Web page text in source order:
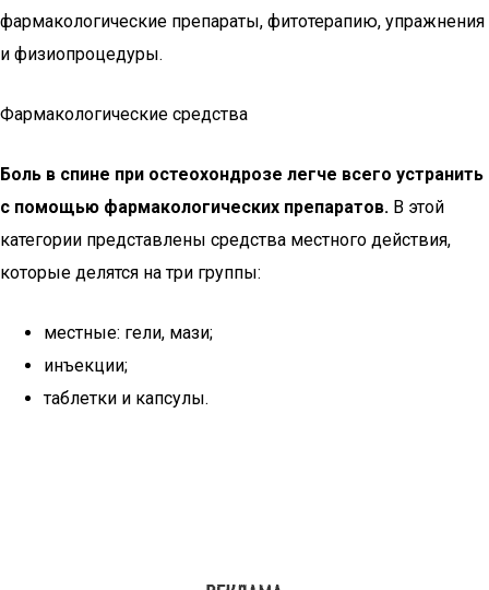
фармакологические препараты, фитотерапию, упражнения
и физиопроцедуры.
Фармакологические средства
Боль в спине при остеохондрозе легче всего устранить
с помощью фармакологических препаратов. В этой
категории представлены средства местного действия,
которые делятся на три группы:
местные: гели, мази;
инъекции;
таблетки и капсулы.